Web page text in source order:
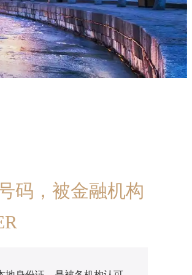
码，被金融机构